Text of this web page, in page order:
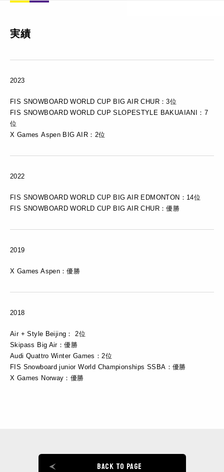
実績
2023
FIS SNOWBOARD WORLD CUP BIG AIR CHUR：3位
FIS SNOWBOARD WORLD CUP SLOPESTYLE BAKUAIANI：7
位
X Games Aspen BIG AIR：2位
2022
FIS SNOWBOARD WORLD CUP BIG AIR EDMONTON：14位
FIS SNOWBOARD WORLD CUP BIG AIR CHUR：優勝
2019
X Games Aspen：優勝
2018
Air + Style Beijing： 2位
Skipass Big Air：優勝
Audi Quattro Winter Games：2位
FIS Snowboard junior World Championships SSBA：優勝
X Games Norway：優勝
BACK TO PAGE